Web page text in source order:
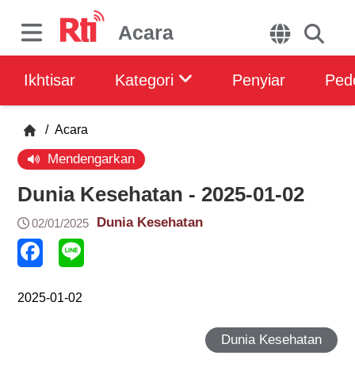
Acara
Ikhtisar Kategori Penyiar
/ Acara
Mendengarkan
Dunia Kesehatan - 2025-01-02
02/01/2025 Dunia Kesehatan
2025-01-02
Dunia Kesehatan